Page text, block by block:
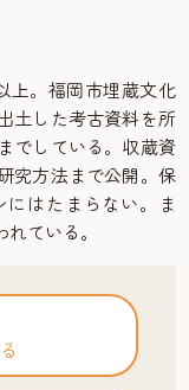
上。福岡市埋蔵文化
土した考古資料を所
でしている。収蔵資
究方法まで公開。保
はたまらない。ま
ている。